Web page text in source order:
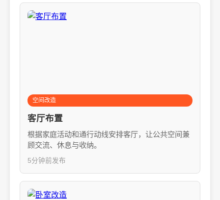
空间改造
客厅布置
根据家庭活动和通行动线安排客厅，让公共空间兼
顾交流、休息与收纳。
5分钟前发布